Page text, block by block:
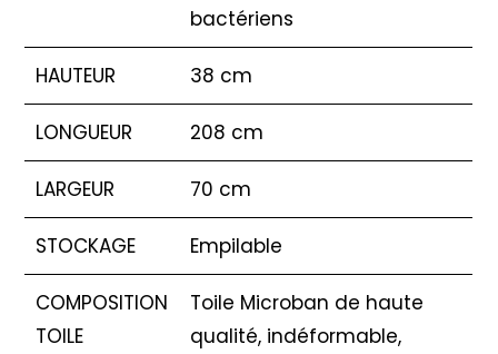
bactériens
HAUTEUR 38 cm
LONGUEUR 208 cm
LARGEUR 70 cm
STOCKAGE Empilable
COMPOSITION
TOILE
Toile Microban de haute
qualité, indéformable,